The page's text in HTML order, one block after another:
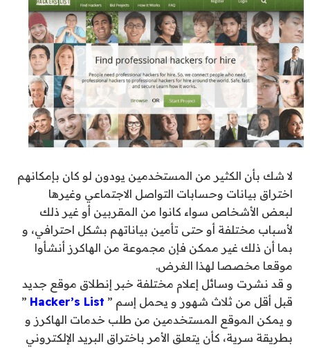
لا شك بأن الكثير من المستخدمين يودون لو كان بإمكانهم
اختراق بيانات وحسابات التواصل الاجتماعي وغيرها
لبعض الأشخاص سواء كانوا من المقربين أو غير ذلك
لأسباب مختلفة أو حتى تأمين بياناتهم بشكل احترافي، و
بما أن ذلك غير ممكن فإن مجموعة من الهاكرز أنشأوا
موقعا مخصصا لهذا الغرض.
و قد نشرت وسائل إعلام مختلفة خبر إنطلاق موقع جديد
قبل أقل من ثلاث شهور و يحمل إسم ” Hacker’s List
”
و يمكن الموقع المستخدمين من طلب خدمات الهاكرز و
بطريقة سرية، كأن يتعلق الأمر باختراق البريد الإلكتروني